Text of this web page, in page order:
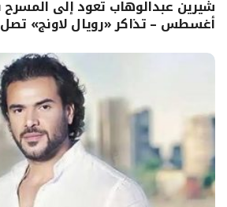
أغسطس – تذاكر «رويال لاونج» تصل 500 ألف جنيه